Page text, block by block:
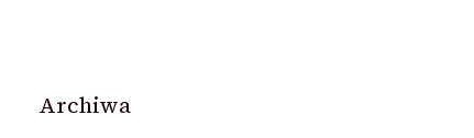
Archiwa